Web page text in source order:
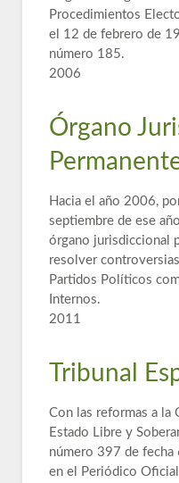
Procedimientos
el 12 de febrero de
número 185.
2006
Órgano
Hacia el año 2006,
septiembre de ese
órgano jurisdiccional
resolver
Partidos Políticos
Internos.
2011
Tribunal
Con las reformas a la
Estado Libre y
número 397 de fecha
en el Periódico